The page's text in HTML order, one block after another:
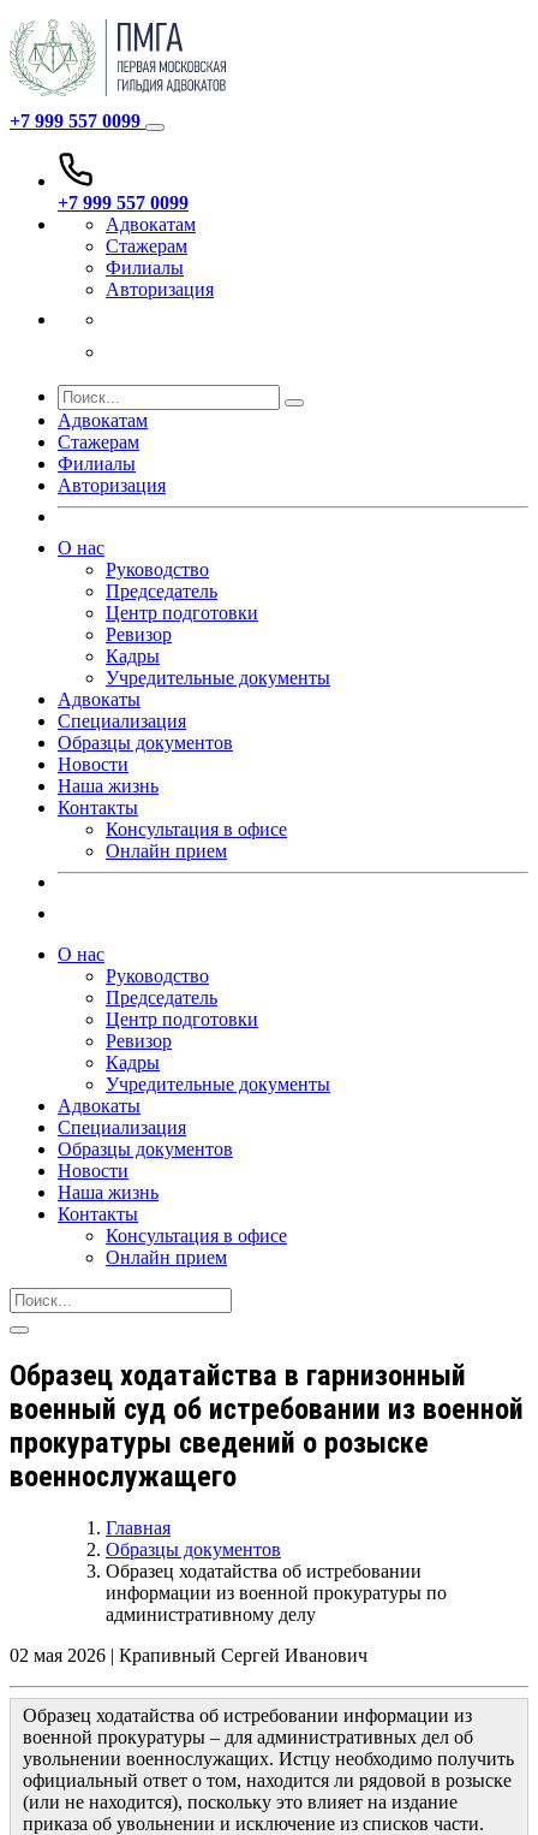
+7 999 557 0099
+7 999 557 0099
Адвокатам
Стажерам
Филиалы
Авторизация
Адвокатам
Стажерам
Филиалы
Авторизация
О нас
Руководство
Председатель
Центр подготовки
Ревизор
Кадры
Учредительные документы
Адвокаты
Специализация
Образцы документов
Новости
Наша жизнь
Контакты
Консультация в офисе
Онлайн прием
О нас
Руководство
Председатель
Центр подготовки
Ревизор
Кадры
Учредительные документы
Адвокаты
Специализация
Образцы документов
Новости
Наша жизнь
Контакты
Консультация в офисе
Онлайн прием
Образец ходатайства в гарнизонный
военный суд об истребовании из военной
прокуратуры сведений о розыске
военнослужащего
Главная
Образцы документов
Образец ходатайства об истребовании
информации из военной прокуратуры по
административному делу
02 мая 2026 | Крапивный Сергей Иванович
Образец ходатайства об истребовании информации из
военной прокуратуры – для административных дел об
увольнении военнослужащих. Истцу необходимо получить
официальный ответ о том, находится ли рядовой в розыске
(или не находится), поскольку это влияет на издание
приказа об увольнении и исключение из списков части.